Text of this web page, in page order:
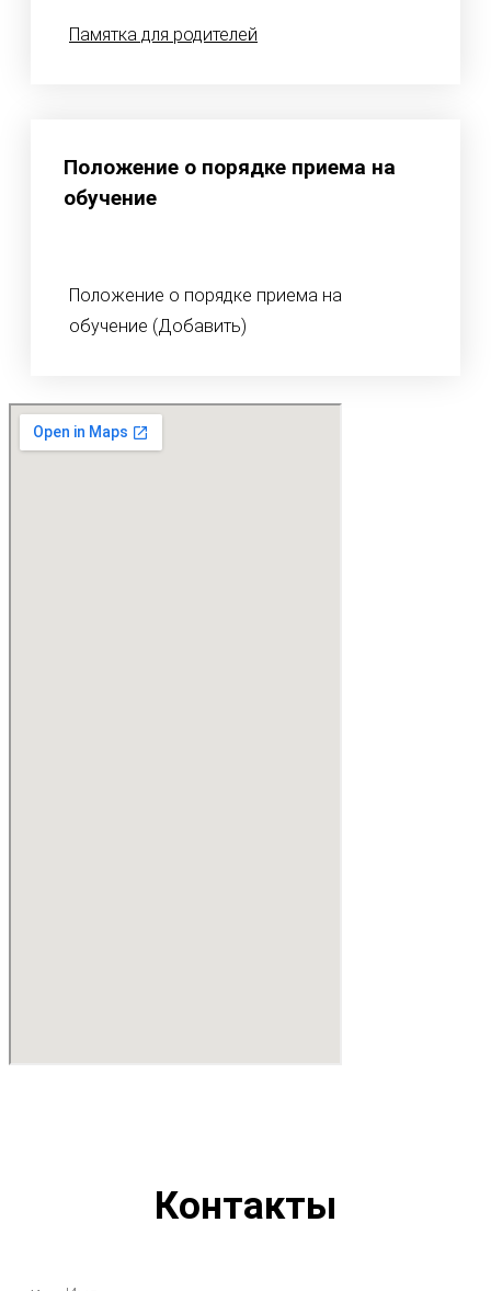
Памятка для родителей
Положение о порядке приема на
обучение
Положение о порядке приема на
обучение (Добавить)
Контакты